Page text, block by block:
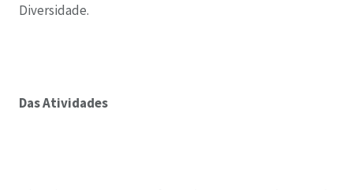
Diversidade.
Das Atividades